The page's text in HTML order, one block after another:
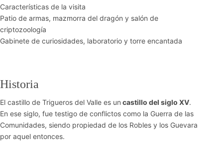
Características de la visita
Patio de armas, mazmorra del dragón y salón de
criptozoología
Gabinete de curiosidades, laboratorio y torre encantada
Historia
El castillo de Trigueros del Valle es un castillo del siglo XV.
En ese siglo, fue testigo de conflictos como la Guerra de las
Comunidades, siendo propiedad de los Robles y los Guevara
por aquel entonces.